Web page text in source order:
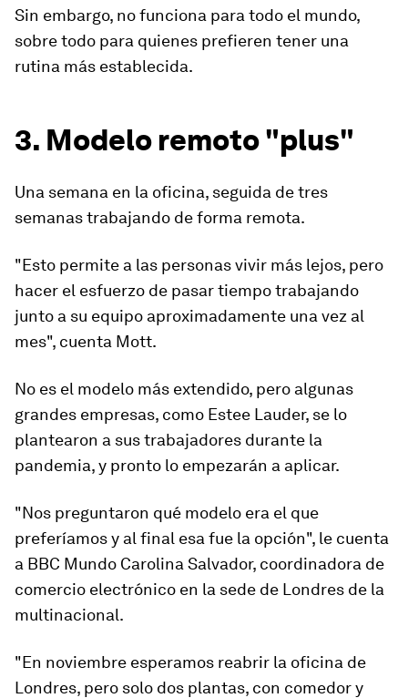
Sin embargo, no funciona para todo el mundo,
sobre todo para quienes prefieren tener una
rutina más establecida.
3. Modelo remoto "plus"
Una semana en la oficina, seguida de tres
semanas trabajando de forma remota.
"Esto permite a las personas vivir más lejos, pero
hacer el esfuerzo de pasar tiempo trabajando
junto a su equipo aproximadamente una vez al
mes", cuenta Mott.
No es el modelo más extendido, pero algunas
grandes empresas, como Estee Lauder, se lo
plantearon a sus trabajadores durante la
pandemia, y pronto lo empezarán a aplicar.
"Nos preguntaron qué modelo era el que
preferíamos y al final esa fue la opción", le cuenta
a BBC Mundo Carolina Salvador, coordinadora de
comercio electrónico en la sede de Londres de la
multinacional.
"En noviembre esperamos reabrir la oficina de
Londres, pero solo dos plantas, con comedor y